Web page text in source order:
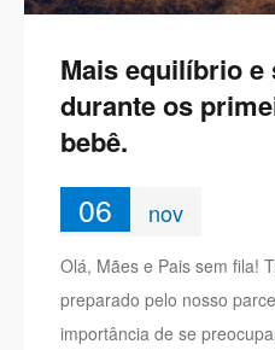
Mais equilíbrio e
durante os
bebê.
06 nov
Olá, Mães e Pais sem fila!
preparado pelo nosso
importância de se